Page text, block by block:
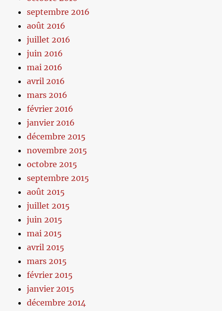
septembre 2016
août 2016
juillet 2016
juin 2016
mai 2016
avril 2016
mars 2016
février 2016
janvier 2016
décembre 2015
novembre 2015
octobre 2015
septembre 2015
août 2015
juillet 2015
juin 2015
mai 2015
avril 2015
mars 2015
février 2015
janvier 2015
décembre 2014